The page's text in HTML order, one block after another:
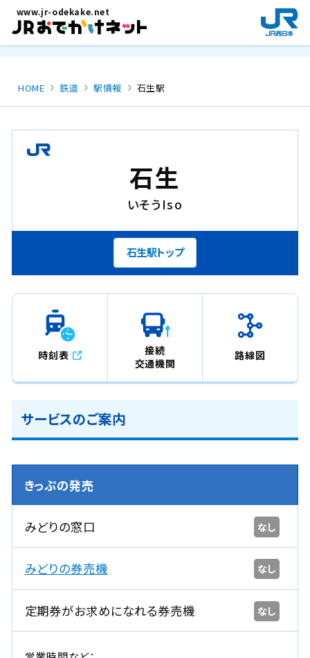
メインコンテンツにスキップ
www.jr-odekake.net
新
規
ウ
で
HOME 鉄道 駅情報 石生駅
石生
いそう Iso
石生駅トップ
時刻表
接続
交通機関
路線図
サービスのご案内
きっぷの発売
みどりの窓口 なし
みどりの券売機 なし
定期券がお求めになれる券売機 なし